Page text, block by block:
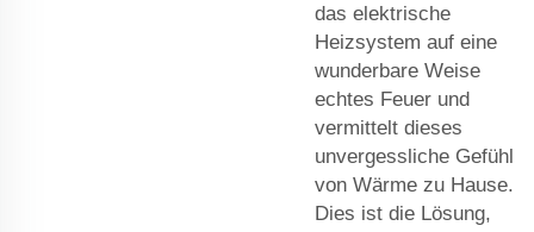
das elektrische
Heizsystem auf eine
wunderbare Weise
echtes Feuer und
vermittelt dieses
unvergessliche Gefühl
von Wärme zu Hause.
Dies ist die Lösung,